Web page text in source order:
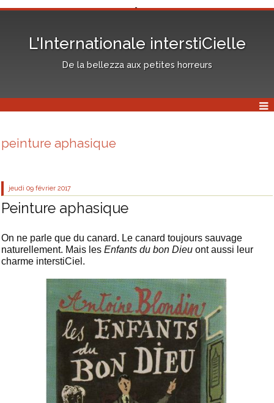
L'Internationale interstiCielle
De la bellezza aux petites horreurs
peinture aphasique
jeudi 09 février 2017
Peinture aphasique
On ne parle que du canard. Le canard toujours sauvage
naturellement. Mais les Enfants du bon Dieu ont aussi leur
charme interstiCiel.